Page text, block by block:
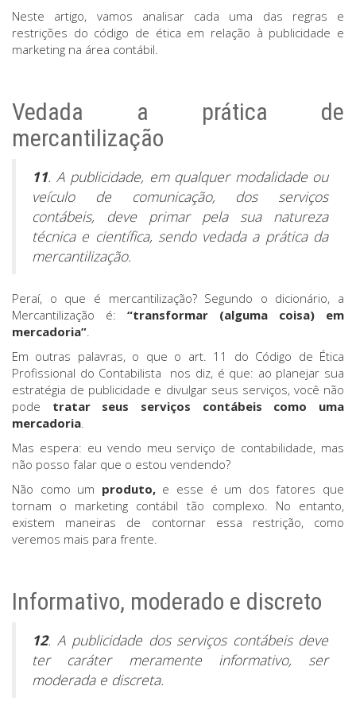
Neste artigo, vamos analisar cada uma das regras e
restrições do código de ética em relação à publicidade e
marketing na área contábil.
Vedada a prática de
mercantilização
11. A publicidade, em qualquer modalidade ou
veículo de comunicação, dos serviços
contábeis, deve primar pela sua natureza
técnica e científica, sendo vedada a prática da
mercantilização.
Peraí, o que é mercantilização? Segundo o dicionário, a
Mercantilização é: “transformar (alguma coisa) em
mercadoria”.
Em outras palavras, o que o art. 11 do Código de Ética
Profissional do Contabilista nos diz, é que: ao planejar sua
estratégia de publicidade e divulgar seus serviços, você não
pode tratar seus serviços contábeis como uma
mercadoria.
Mas espera: eu vendo meu serviço de contabilidade, mas
não posso falar que o estou vendendo?
Não como um produto,e esse é um dos fatores que
tornam o marketing contábil tão complexo. No entanto,
existem maneiras de contornar essa restrição, como
veremos mais para frente.
Informativo, moderado e discreto
12. A publicidade dos serviços contábeis deve
ter caráter meramente informativo, ser
moderada e discreta.